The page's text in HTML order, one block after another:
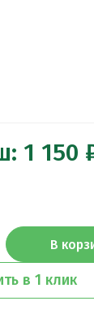
1 150
В
в 1 клик